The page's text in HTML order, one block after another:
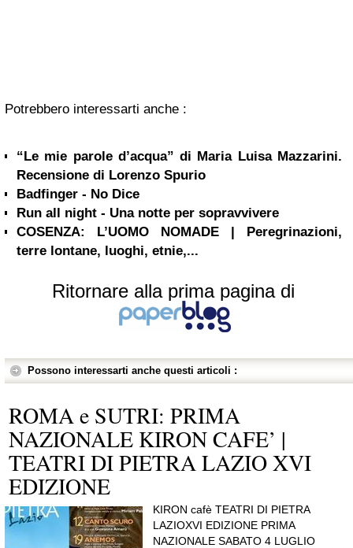
Potrebbero interessarti anche :
“Le mie parole d’acqua” di Maria Luisa Mazzarini.
Recensione di Lorenzo Spurio
Badfinger - No Dice
Run all night - Una notte per sopravvivere
COSENZA: L’UOMO NOMADE | Peregrinazioni,
terre lontane, luoghi, etnie,...
Ritornare alla prima pagina di
Possono interessarti anche questi articoli :
ROMA e SUTRI: PRIMA
NAZIONALE KIRON CAFE’ |
TEATRI DI PIETRA LAZIO XVI
EDIZIONE
KIRON cafè TEATRI DI PIETRA
LAZIOXVI EDIZIONE PRIMA
NAZIONALE SABATO 4 LUGLIO